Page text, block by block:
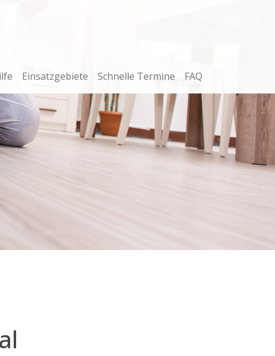
Einsatzgebiete Schnelle Termine FAQ